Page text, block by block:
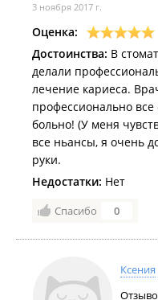
3 ноября 2017 г.
Оценка:
Достоинства: В
делали
лечение кариеса.
профессионально
больно! (У меня
все ньансы, я очень
руки.
Недостатки: Нет
Спасибо 0
Ксения